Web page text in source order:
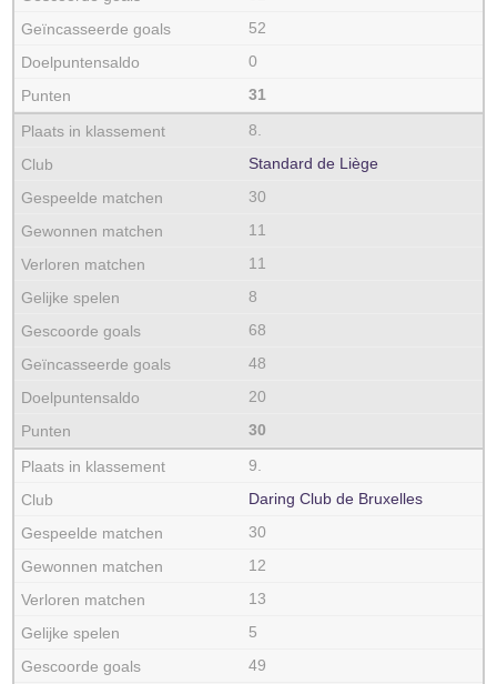
52
0
31
8.
Standard de Liège
30
11
11
8
68
48
20
30
9.
Daring Club de Bruxelles
30
12
13
5
49